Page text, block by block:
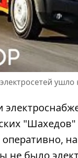
ушло